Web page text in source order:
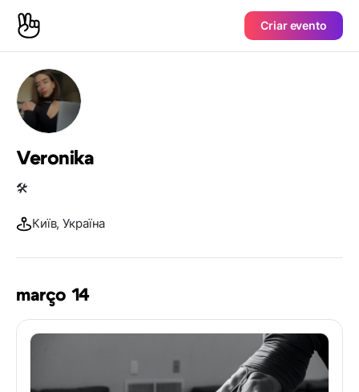
Criar evento
Veronika
🛠️
Київ, Україна
março 14